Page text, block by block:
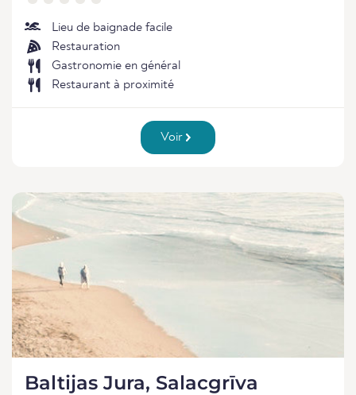
Lieu de baignade facile
Restauration
Gastronomie en général
Restaurant à proximité
Voir
Baltijas Jura, Salacgrīva